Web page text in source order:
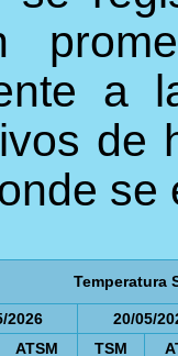
a
de
Temperatura
2026
20/05/
ATSM TSM